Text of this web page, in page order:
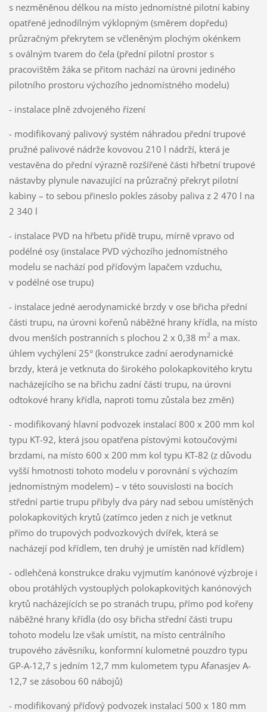
s nezměněnou délkou na místo jednomístné pilotní kabiny
opatřené jednodílným výklopným (směrem dopředu)
průzračným překrytem se včleněným plochým okénkem
s oválným tvarem do čela (přední pilotní prostor s
pracovištěm žáka se přitom nachází na úrovni jediného
pilotního prostoru výchozího jednomístného modelu)
- instalace plně zdvojeného řízení
- modifikovaný palivový systém náhradou přední trupové
pružné palivové nádrže kovovou 210 l nádrží, která je
vestavěna do přední výrazně rozšířené části hřbetní trupové
nástavby plynule navazující na průzračný překryt pilotní
kabiny – to sebou přineslo pokles zásoby paliva z 2 470 l na
2 340 l
- instalace PVD na hřbetu přídě trupu, mírně vpravo od
podélné osy (instalace PVD výchozího jednomístného
modelu se nachází pod příďovým lapačem vzduchu,
v podélné ose trupu)
- instalace jedné aerodynamické brzdy v ose břicha přední
části trupu, na úrovni kořenů náběžné hrany křídla, na místo
dvou menších postranních s plochou 2 x 0,38 m2a max.
úhlem vychýlení 25° (konstrukce zadní aerodynamické
brzdy, která je vetknuta do širokého polokapkovitého krytu
nacházejícího se na břichu zadní části trupu, na úrovni
odtokové hrany křídla, naproti tomu zůstala bez změn)
- modifikovaný hlavní podvozek instalací 800 x 200 mm kol
typu KT-92, která jsou opatřena pístovými kotoučovými
brzdami, na místo 600 x 200 mm kol typu KT-82 (z důvodu
vyšší hmotnosti tohoto modelu v porovnání s výchozím
jednomístným modelem) – v této souvislosti na bocích
střední partie trupu přibyly dva páry nad sebou umístěných
polokapkovitých krytů (zatímco jeden z nich je vetknut
přímo do trupových podvozkových dvířek, která se
nacházejí pod křídlem, ten druhý je umístěn nad křídlem)
- odlehčená konstrukce draku vyjmutím kanónové výzbroje i
obou protáhlých vystouplých polokapkovitých kanónových
krytů nacházejících se po stranách trupu, přímo pod kořeny
náběžné hrany křídla (do osy břicha střední části trupu
tohoto modelu lze však umístit, na místo centrálního
trupového závěsníku, konformní kulometné pouzdro typu
GP-A-12,7 s jedním 12,7 mm kulometem typu Afanasjev A-
12,7 se zásobou 60 nábojů)
- modifikovaný příďový podvozek instalací 500 x 180 mm